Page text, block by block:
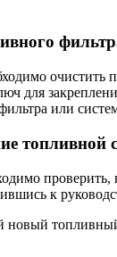
очистить
для
или
топливной
к
новый